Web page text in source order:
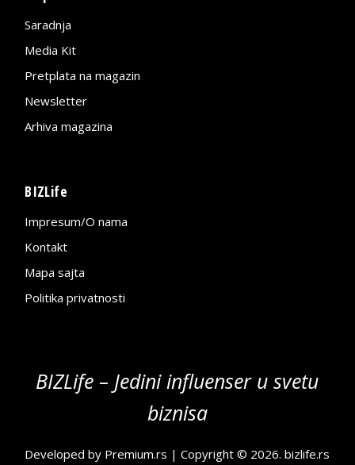
Saradnja
Media Kit
Pretplata na magazin
Newsletter
Arhiva magazina
BIZLife
Impresum/O nama
Kontakt
Mapa sajta
Politika privatnosti
BIZLife – Jedini influenser u svetu
biznisa
Developed by Premium.rs | Copyright © 2026.bizlife.rs